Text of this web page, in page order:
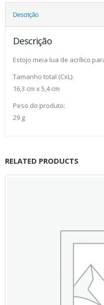
Descrição
Descrição
Estojo meia lua de acrílico
Tamanho total (CxL):
16,3 cm x 5,4 cm
Peso do produto:
29 g
RELATED PRODUCTS